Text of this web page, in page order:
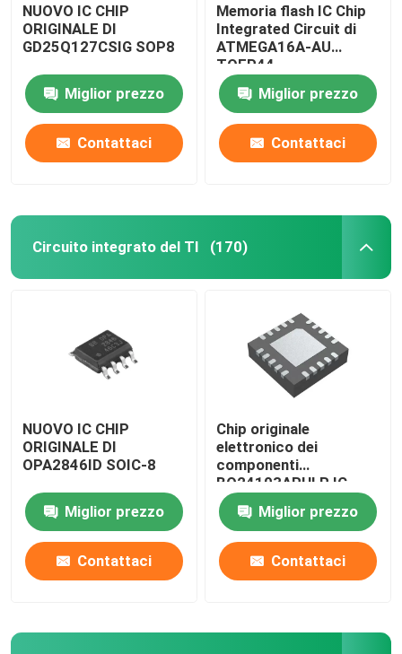
NUOVO IC CHIP
ORIGINALE DI
GD25Q127CSIG SOP8
Miglior prezzo
Contattaci
Memoria flash IC Chip
Integrated Circuit di
ATMEGA16A-AU
TQFP44
Miglior prezzo
Contattaci
Circuito integrato del TI (170)
NUOVO IC CHIP
ORIGINALE DI
OPA2846ID SOIC-8
Miglior prezzo
Contattaci
Chip originale
elettronico dei
componenti
BQ24103ARHLR IC
Miglior prezzo
Contattaci